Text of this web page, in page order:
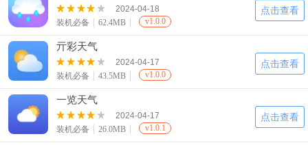
2024-04-18
装机必备
62.4MB v1.0.0
点击查看
亓彩天气
2024-04-17
装机必备
43.5MB v1.0.0
点击查看
一览天气
2024-04-17
装机必备
26.0MB v1.0.1
点击查看